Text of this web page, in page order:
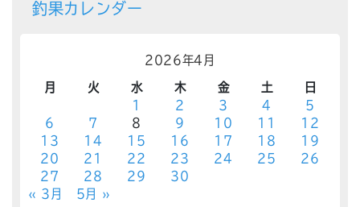
釣果カレンダー
2026年4月
月 火 水 木 金 土
日
1
2 3 4
5
6
7 8 9 10 11
12
13
14 15 16 17 18
19
20
21 22 23 24 25
26
27
28 29
30
« 3月
5月 »